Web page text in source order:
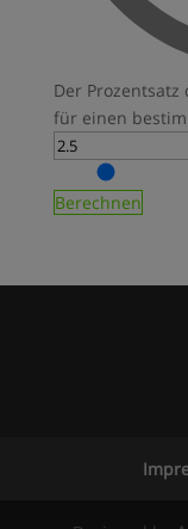
Der
für einen
Berechnen